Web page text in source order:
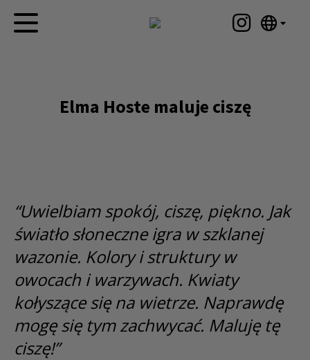
Português
Deutsch
Français
Italiano
Ελληνικά
Svenska
Dansk
Dzieła sztuki
Elma Hoste maluje ciszę
“Uwielbiam spokój, ciszę, piękno. Jak
światło słoneczne igra w szklanej
wazonie. Kolory i struktury w
owocach i warzywach. Kwiaty
kołyszące się na wietrze. Naprawdę
mogę się tym zachwycać. Maluję tę
ciszę!”